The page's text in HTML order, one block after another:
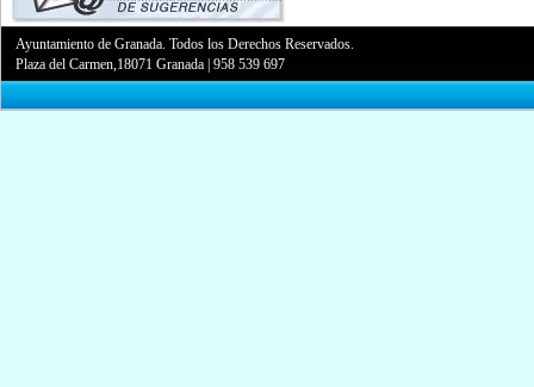
Ayuntamiento de Granada. Todos los Derechos Reservados.
Plaza del Carmen,18071 Granada |958 539 697